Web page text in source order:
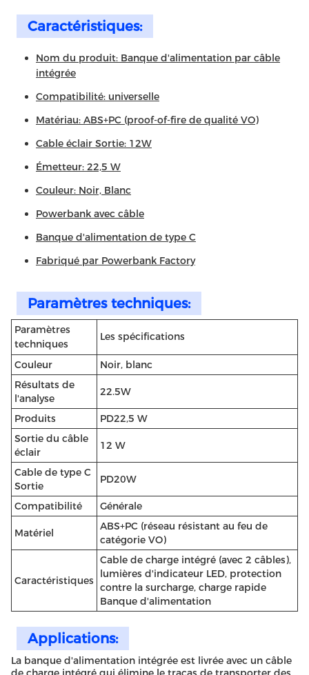
Caractéristiques:
Nom du produit: Banque d'alimentation par câble
intégrée
Compatibilité: universelle
Matériau: ABS+PC (proof-of-fire de qualité VO)
Cable éclair Sortie: 12W
Émetteur: 22,5 W
Couleur: Noir, Blanc
Powerbank avec câble
Banque d'alimentation de type C
Fabriqué par Powerbank Factory
Paramètres techniques:
Paramètres
techniques
Les spécifications
Couleur
Noir, blanc
Résultats de
l'analyse
22.5W
Produits
PD22,5 W
Sortie du câble
éclair
12 W
Cable de type C
Sortie
PD20W
Compatibilité Générale
Matériel
ABS+PC (réseau résistant au feu de
catégorie VO)
Caractéristiques
Cable de charge intégré (avec 2 câbles),
lumières d'indicateur LED, protection
contre la surcharge, charge rapide
Banque d'alimentation
Applications:
La banque d'alimentation intégrée est livrée avec un câble